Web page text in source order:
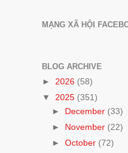
MẠNG XÃ HỘI
BLOG ARCHIVE
► 2026 (58)
▼ 2025 (351)
►
December (33)
►
November (22)
►October (72)